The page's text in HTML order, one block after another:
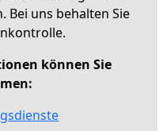
Bei uns behalten Sie
können Sie